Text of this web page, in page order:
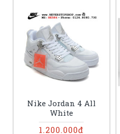
Nike Jordan 4 All
White
1.200.000đ